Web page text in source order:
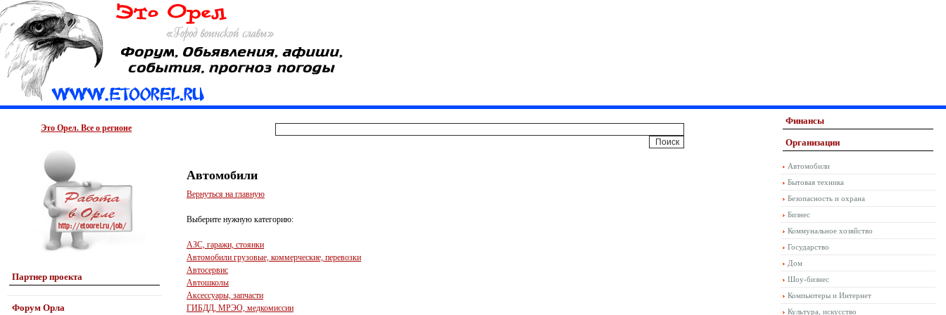
Это Орел. Все о регионе
Партнер проекта
Форум Орла
Автомобили
Вернуться на главную
Выберите нужную категорию:
АЗС, гаражи, стоянки
Автомобили грузовые, коммерческие, перевозки
Автосервис
Автошколы
Аксессуары, запчасти
ГИБДД, МРЭО, медкомиссии
Финансы
Организации
Автомобили
Бытовая техника
Безопасность и охрана
Бизнес
Коммунальное хозяйство
Государство
Дом
Шоу-бизнес
Компьютеры и Интернет
Культура, искусство